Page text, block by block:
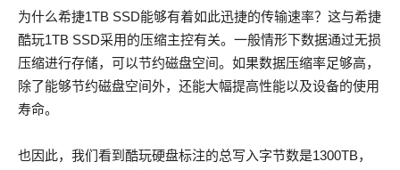
为什么希捷1TB SSD能够有着如此迅捷的传输速率？这与希捷
酷玩1TB SSD采用的压缩主控有关。一般情形下数据通过无损
压缩进行存储，可以节约磁盘空间。如果数据压缩率足够高，
除了能够节约磁盘空间外，还能大幅提高性能以及设备的使用
寿命。
也因此，我们看到酷玩硬盘标注的总写入字节数是1300TB，